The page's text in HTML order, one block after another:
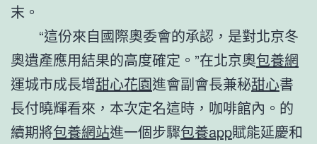
末。
“這份來自國際奧委會的承認，是對北京冬
奧遺產應用結果的高度確定。”在北京奧包養網
運城市成長增甜心花園進會副會長兼秘甜心書
長付曉輝看來，本次定名這時，咖啡館內。的
續期將包養網站進一個步驟包養app賦能延慶和